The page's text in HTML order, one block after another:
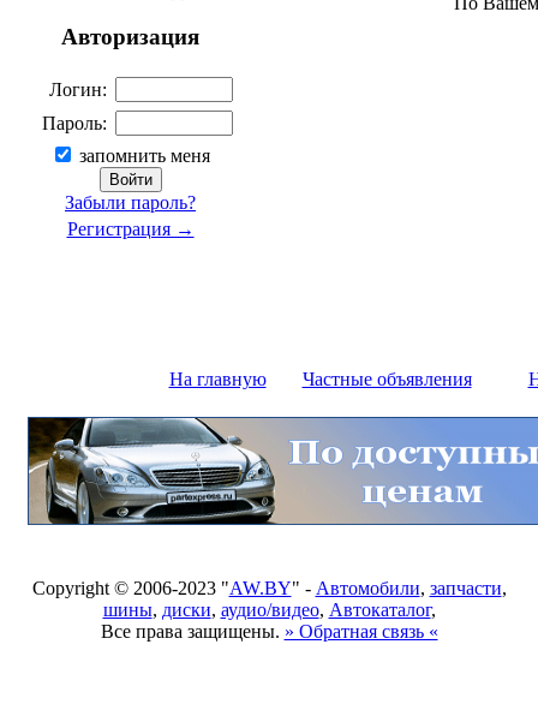
Авторизация
Логин:
Пароль:
запомнить меня
Забыли пароль?
Регистрация →
На главную Частные объявления
Copyright © 2006-2023 "AW.BY" - Автомобили, запчасти,
шины, диски, аудио/видео, Автокаталог,
Все права защищены. » Обратная связь «